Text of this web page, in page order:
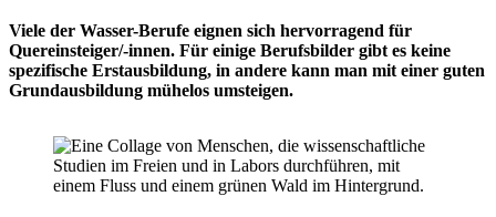
Viele der Wasser-Berufe eignen sich hervorragend für
Quereinsteiger/-innen. Für einige Berufsbilder gibt es keine
spezifische Erstausbildung, in andere kann man mit einer guten
Grundausbildung mühelos umsteigen.